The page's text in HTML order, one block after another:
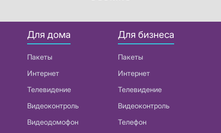
Для дома
Пакеты
Интернет
Телевидение
Видеоконтроль
Видеодомофон
Для бизнеса
Пакеты
Интернет
Телевидение
Видеоконтроль
Телефон